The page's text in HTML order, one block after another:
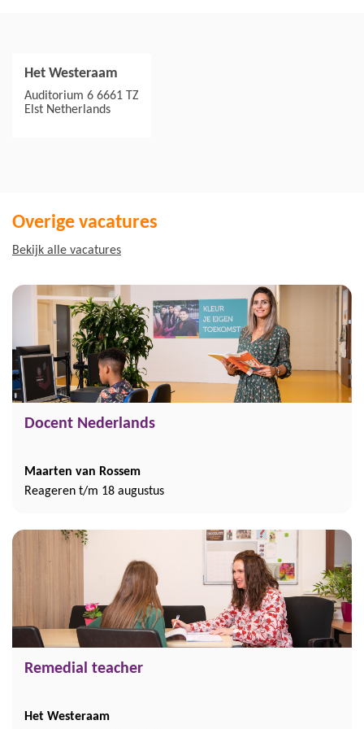
Het Westeraam
Auditorium 6 6661 TZ
Elst Netherlands
Overige vacatures
Bekijk alle vacatures
Docent Nederlands
Maarten van Rossem
Reageren t/m 18 augustus
Remedial teacher
Het Westeraam